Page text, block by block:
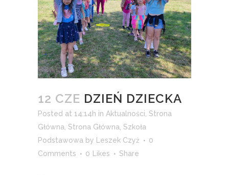
12 CZE DZIEŃ DZIECKA
Posted at 14:14h in Aktualności Strona
Główna Strona Główna Szkoła
Podstawowa by Leszek Czyż
0
Comments
0 Likes Share